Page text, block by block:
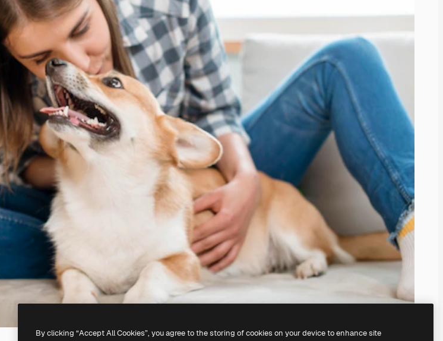
By clicking “Accept All Cookies”, you agree to the storing of cookies on your device to enhance site